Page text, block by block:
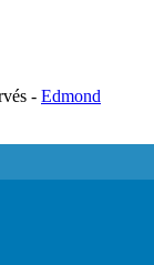
- Edmond